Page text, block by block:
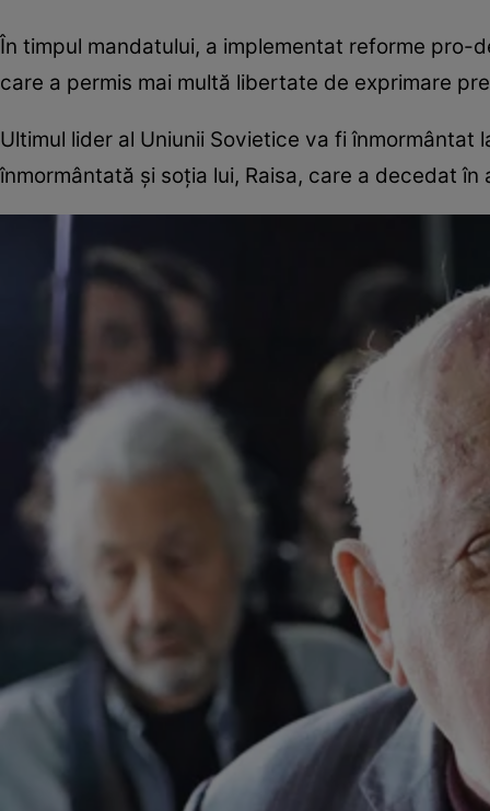
În timpul mandatului, a implementat reforme pro-
care a permis mai multă libertate de exprimare
Ultimul lider al Uniunii Sovietice va fi
înmormântată și soția lui, Raisa, care a decedat în